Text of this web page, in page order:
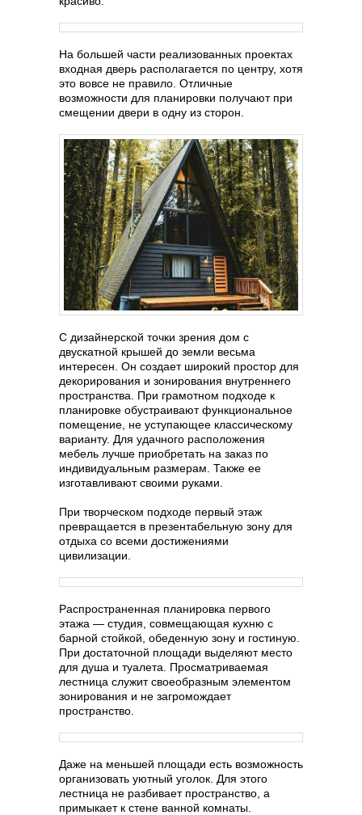
На большей части реализованных проектах
входная дверь располагается по центру, хотя
это вовсе не правило. Отличные
возможности для планировки получают при
смещении двери в одну из сторон.
С дизайнерской точки зрения дом с
двускатной крышей до земли весьма
интересен. Он создает широкий простор для
декорирования и зонирования внутреннего
пространства. При грамотном подходе к
планировке обустраивают функциональное
помещение, не уступающее классическому
варианту. Для удачного расположения
мебель лучше приобретать на заказ по
индивидуальным размерам. Также ее
изготавливают своими руками.
При творческом подходе первый этаж
превращается в презентабельную зону для
отдыха со всеми достижениями
цивилизации.
Распространенная планировка первого
этажа — студия, совмещающая кухню с
барной стойкой, обеденную зону и гостиную.
При достаточной площади выделяют место
для душа и туалета. Просматриваемая
лестница служит своеобразным элементом
зонирования и не загромождает
пространство.
Даже на меньшей площади есть возможность
организовать уютный уголок. Для этого
лестница не разбивает пространство, а
примыкает к стене ванной комнаты.